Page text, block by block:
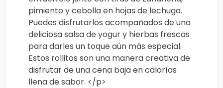
pimiento y cebolla en hojas de lechuga.
Puedes disfrutarlos acompañados de una
deliciosa salsa de yogur y hierbas frescas
para darles un toque aún más especial.
Estos rollitos son una manera creativa de
disfrutar de una cena baja en calorías
llena de sabor. </p>